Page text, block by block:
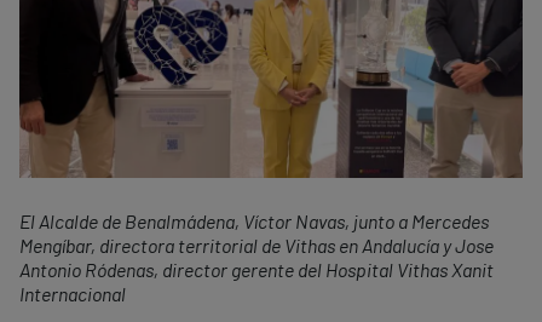
El Alcalde de Benalmádena, Víctor Navas, junto a Mercedes
Mengíbar, directora territorial de Vithas en Andalucía y Jose
Antonio Ródenas, director gerente del Hospital Vithas Xanit
Internacional